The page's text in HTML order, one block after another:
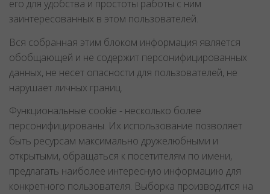
его для удобства и простоты работы с ним
заинтересованных в этом пользователей.
Вся собранная этим блоком информация является
обобщающей и не содержит персонифицированных
данных, не несет опасности для пользователей, не
нарушает личных границ.
Функциональные cookie - несколько более
персонифицированы. Их использование позволяет
быть ресурсам максимально дружелюбными и
открытыми, обращаться к посетителям по имени,
предлагать наиболее интересную информацию для
конкретного пользователя. Выборка производится на